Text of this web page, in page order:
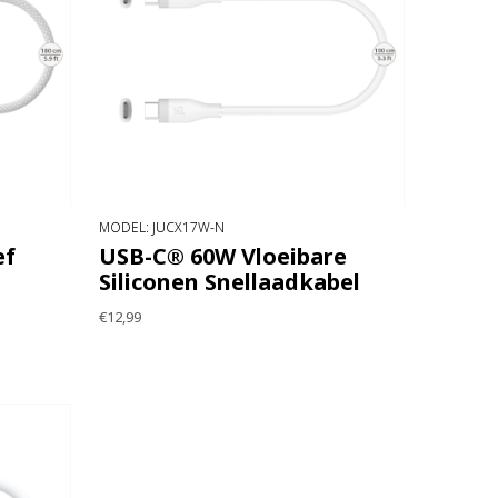
MODEL: JUCX17W-N
USB-C® 60W Vloeibare
Siliconen Snellaadkabel
€12,99